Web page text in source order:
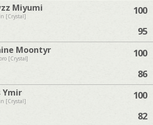
Miyumi
[Crystal]
100
95
Moontyr
[Crystal]
100
86
Ymir
[Crystal]
100
82